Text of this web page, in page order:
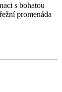
s bohatou
promenáda